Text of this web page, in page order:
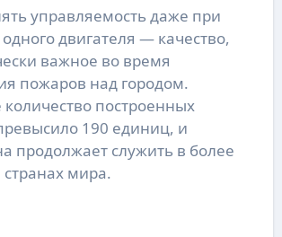
управляемость даже при
одного двигателя — качество,
важное во время
пожаров над городом.
построенных
190 единиц, и
продолжает служить в более
мира.